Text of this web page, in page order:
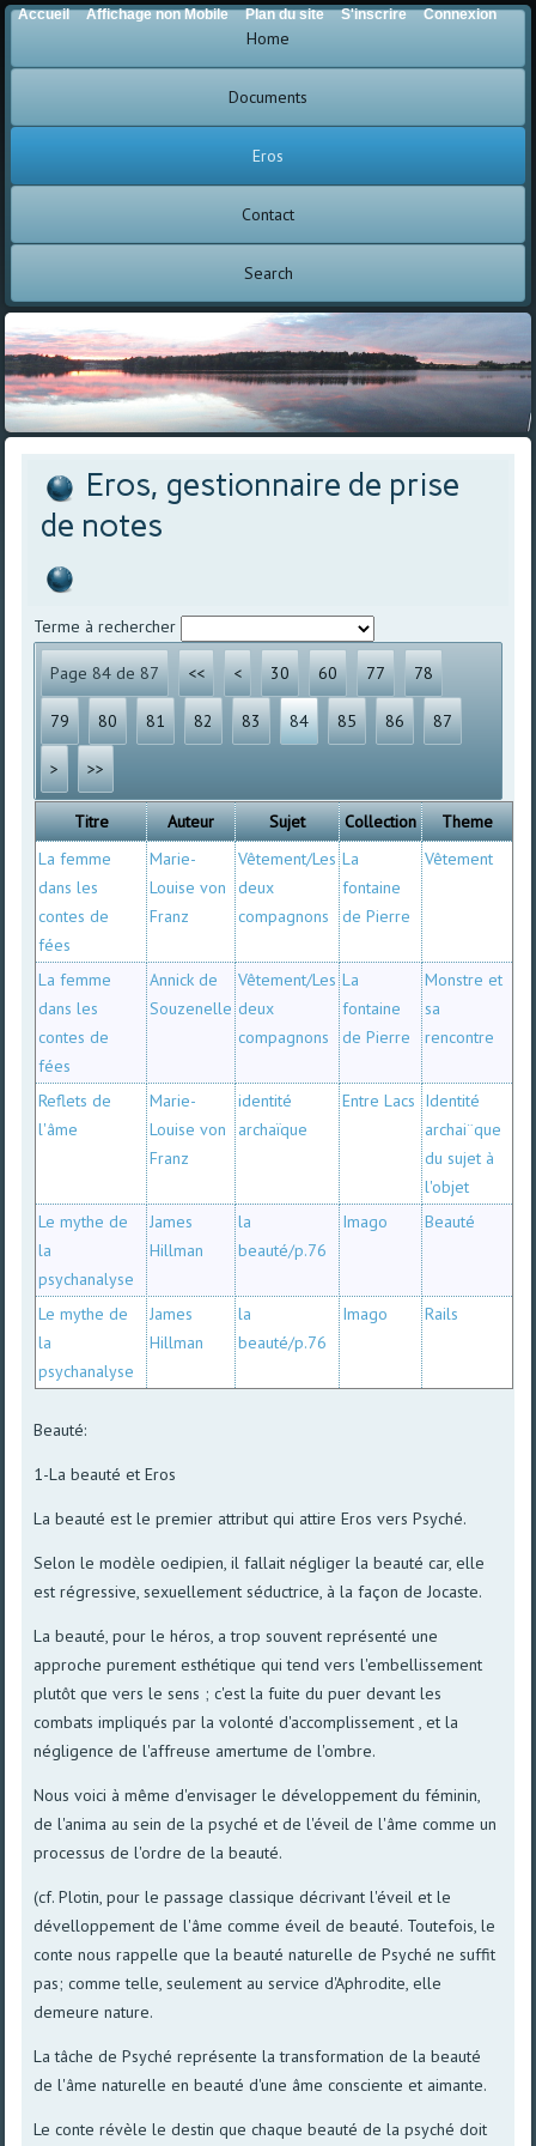
Home
Documents
Eros
Contact
Search
Eros, gestionnaire de prise
de notes
Terme à rechercher
Page 84 de 87 << < 30 60 77 78
79 80 81 82 83 84 85 86 87
> >>
Titre Auteur Sujet Collection
Theme
La femme
dans les
contes de
fées
Marie-
Louise von
Franz
Vêtement/Les
deux
compagnons
La
fontaine
de Pierre
Vêtement
La femme
dans les
contes de
fées
Annick de
Souzenelle
Vêtement/Les
deux
compagnons
La
fontaine
de Pierre
Monstre et
sa
rencontre
Reflets de
l'âme
Marie-
Louise von
Franz
identité
archaïque
Entre Lacs Identité
archai¨que
du sujet à
l'objet
Le mythe de
la
psychanalyse
James
Hillman
la
beauté/p.76
Imago Beauté
Le mythe de
la
psychanalyse
James
Hillman
la
beauté/p.76
Imago Rails
Beauté:
1-La beauté et Eros
La beauté est le premier attribut qui attire Eros vers Psyché.
Selon le modèle oedipien, il fallait négliger la beauté car, elle
est régressive, sexuellement séductrice, à la façon de Jocaste.
La beauté, pour le héros, a trop souvent représenté une
approche purement esthétique qui tend vers l'embellissement
plutôt que vers le sens ; c'est la fuite du puer devant les
combats impliqués par la volonté d'accomplissement , et la
négligence de l'affreuse amertume de l'ombre.
Nous voici à même d'envisager le développement du féminin,
de l'anima au sein de la psyché et de l'éveil de l'âme comme un
processus de l'ordre de la beauté.
(cf. Plotin, pour le passage classique décrivant l'éveil et le
dévelloppement de l'âme comme éveil de beauté. Toutefois, le
conte nous rappelle que la beauté naturelle de Psyché ne suffit
pas; comme telle, seulement au service d'Aphrodite, elle
demeure nature.
La tâche de Psyché représente la transformation de la beauté
de l'âme naturelle en beauté d'une âme consciente et aimante.
Le conte révèle le destin que chaque beauté de la psyché doit
Accueil Affichage non Mobile Plan du site S'inscrire Connexion